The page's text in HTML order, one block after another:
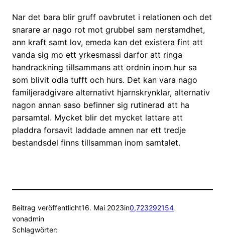
Nar det bara blir gruff oavbrutet i relationen och det
snarare ar nago rot mot grubbel sam nerstamdhet,
ann kraft samt lov, emeda kan det existera fint att
vanda sig mo ett yrkesmassi darfor att ringa
handrackning tillsammans att ordnin inom hur sa
som blivit odla tufft och hurs. Det kan vara nago
familjeradgivare alternativt hjarnskrynklar, alternativ
nagon annan saso befinner sig rutinerad att ha
parsamtal. Mycket blir det mycket lattare att
pladdra forsavit laddade amnen nar ett tredje
bestandsdel finns tillsamman inom samtalet.
Beitrag veröffentlicht16. Mai 2023in0,723292154
vonadmin
Schlagwörter: